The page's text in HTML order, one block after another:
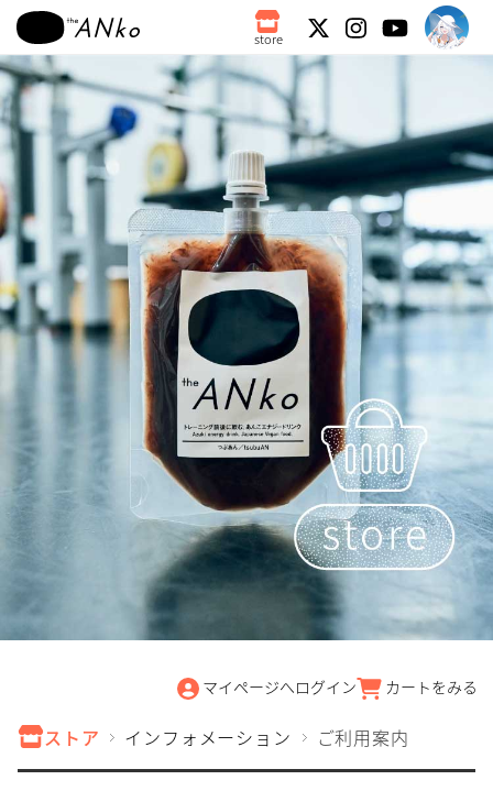
store
マイページへログイン カートをみる
ストア インフォメーション ご利用案内